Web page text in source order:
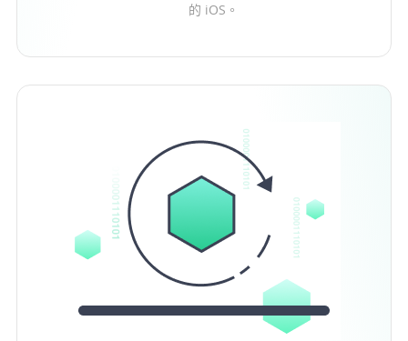
的 iOS。